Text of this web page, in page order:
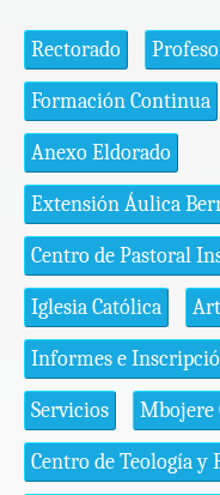
Rectorado
Formación Continua
Anexo Eldorado
Extensión Áulica
Centro de Pastoral
Iglesia Católica
Informes e
Servicios Mbojere
Centro de Teología y